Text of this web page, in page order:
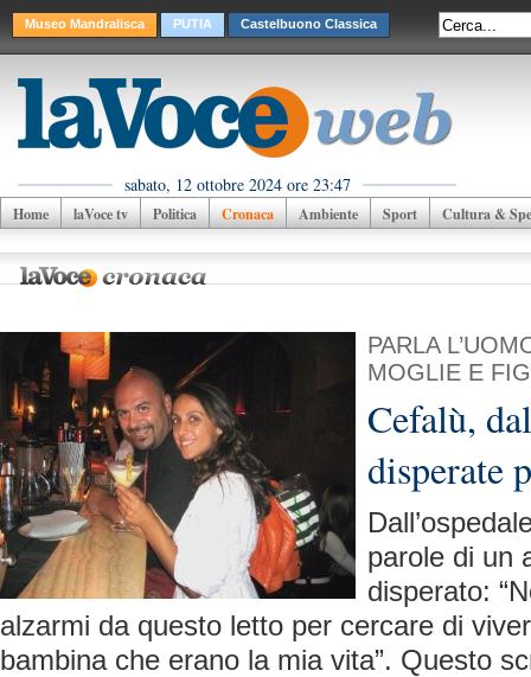
Museo Mandralisca PUTIA Castelbuono Classica
sabato, 12 ottobre 2024 ore 23:47
Home laVoce tv Politica Cronaca Ambiente Sport Cultura &
PARLA
MOGLIE E
Cefalù,
disperate
parole di un
disperato:
alzarmi da questo letto per cercare di
bambina che erano la mia vita”. Questo